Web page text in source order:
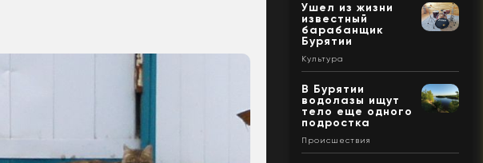
Ушел из жизни
известный
барабанщик
Бурятии
Культура
В Бурятии
водолазы ищут
тело еще одного
подростка
Происшествия